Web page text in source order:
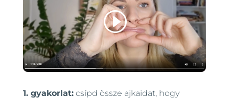
1. gyakorlat:csípd össze ajkaidat, hogy